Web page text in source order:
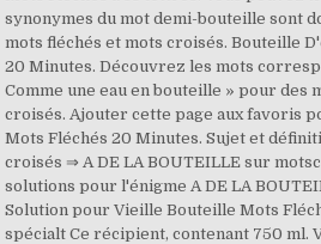
synonymes du mot demi-bouteille sont
mots fléchés et mots croisés. Bouteille
20 Minutes. Découvrez les mots
Comme une eau en bouteille » pour des
croisés. Ajouter cette page aux favoris
Mots Fléchés 20 Minutes. Sujet et
croisés ⇒ A DE LA BOUTEILLE sur
solutions pour l'énigme A DE LA
Solution pour Vieille Bouteille Mots
spécialt Ce récipient, contenant 750 ml.